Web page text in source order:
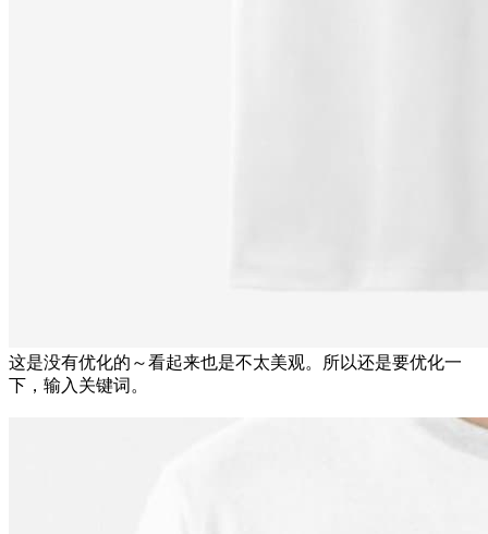
这是没有优化的～看起来也是不太美观。所以还是要优化一
下，输入关键词。